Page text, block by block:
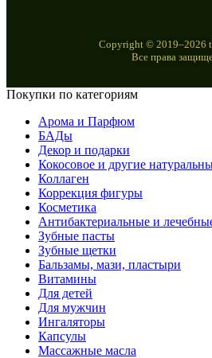
Copyright © 2019–2026
Все права
Покупки по категориям
Арома и Парфюм
БАДы
Декор и подарки
Кокосовое и другие
Коллаген
Коррекция фигуры
Косметика
Антибактериальные и
Зубные пасты
Зубные щетки
Бальзамы, мази, пластыри
Витамины
Для детей
Для мужчин
Ингаляторы
Капсулы
Массажные масла